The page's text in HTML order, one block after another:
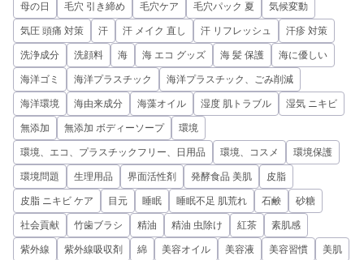
母の日 毛穴 引き締め 毛穴ケア 毛穴パック 夏 気候変動
気圧 頭痛 対策 汗 汗 メイク 直し 汗 リフレッシュ 汗疹 対策
洗浄成分 洗顔料 海 海 エコ グッズ 海 髪 保護 海に優しい
海洋ゴミ 海洋プラスチック 海洋プラスチック、ごみ削減
海洋環境 海由来成分 海藻オイル 湿度 肌トラブル 湿気 ニキビ
無添加 無添加 ボディーソープ 環境
環境、エコ、プラスチックフリー、日用品 環境、コスメ 環境保護
環境問題 生理用品 界面活性剤 発酵食品 美肌 皮脂
皮脂 ニキビ ケア 目元 睡眠 睡眠不足 肌荒れ 石鹸 砂糖
社会貢献 竹歯ブラシ 精油 精油 虫除け 紅茶 素肌感
紫外線 紫外線吸収剤 綿 美容オイル 美容液 美容習慣 美肌